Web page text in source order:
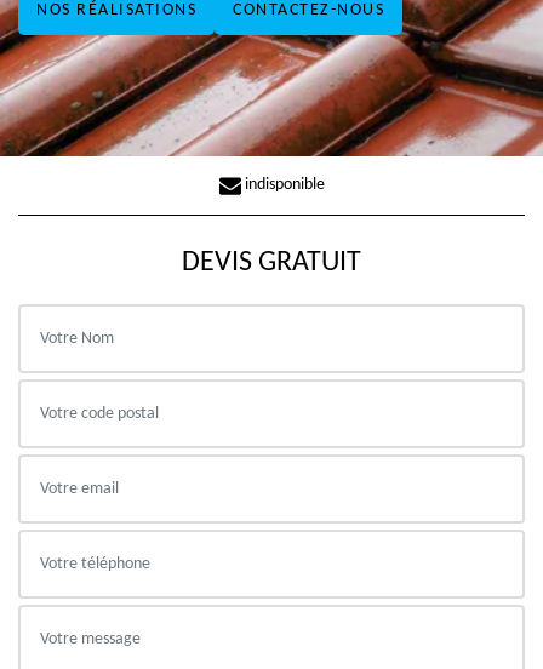
NOS RÉALISATIONS CONTACTEZ-NOUS
indisponible
DEVIS GRATUIT